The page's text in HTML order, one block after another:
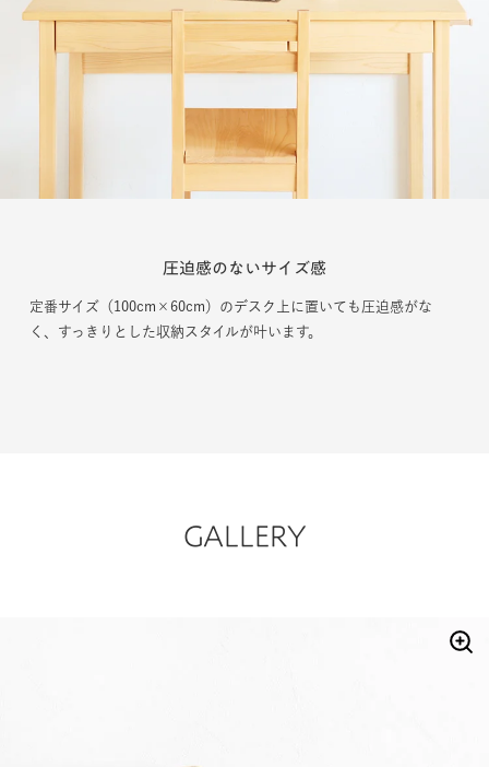
圧迫感のないサイズ感
定番サイズ（100cm×60cm）のデスク上に置いても圧迫感がな
く、すっきりとした収納スタイルが叶います。
GALLERY